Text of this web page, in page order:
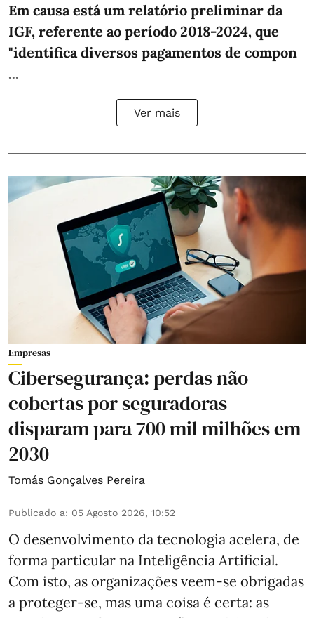
Em causa está um relatório preliminar da
IGF, referente ao período 2018-2024, que
"identifica diversos pagamentos de compon
...
Ver mais
Empresas
Cibersegurança: perdas não
cobertas por seguradoras
disparam para 700 mil milhões em
2030
Tomás Gonçalves Pereira
Publicado a: 05 Agosto 2026, 10:52
O desenvolvimento da tecnologia acelera, de
forma particular na Inteligência Artificial.
Com isto, as organizações veem-se obrigadas
a proteger-se, mas uma coisa é certa: as